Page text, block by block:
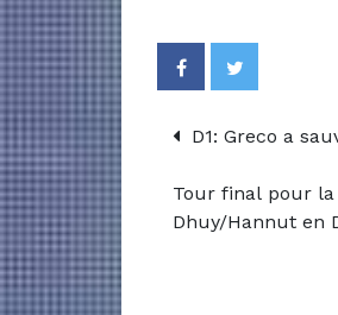
D1: Greco a
Tour final pour la
Dhuy/Hannut en